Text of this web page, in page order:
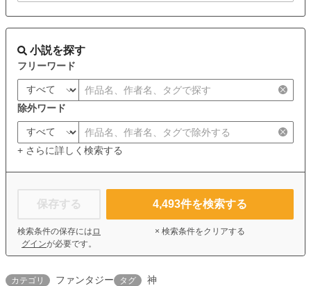
小説を探す
フリーワード
除外ワード
+ さらに詳しく検索する
保存する
検索条件の保存には ロ
グインが必要です。
4,493件を検索する
× 検索条件をクリアする
カテゴリ ファンタジー タグ 神